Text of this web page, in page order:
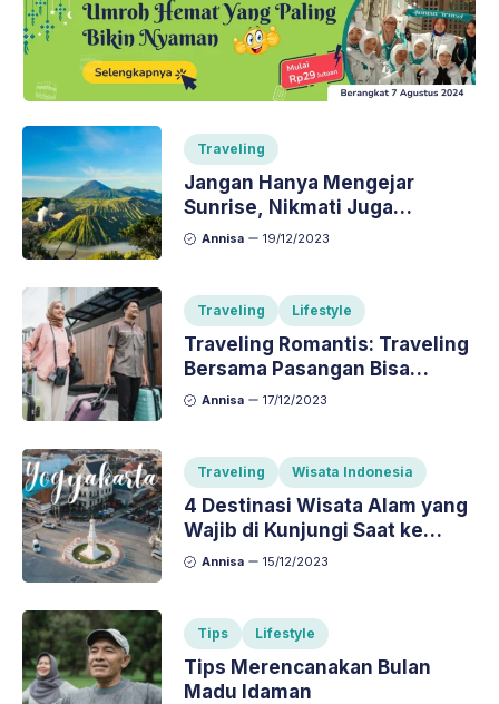
Traveling
Jangan Hanya Mengejar
Sunrise, Nikmati Juga
Keindahan Ini di Bromo
Annisa 19/12/2023
Traveling Lifestyle
Traveling Romantis: Traveling
Bersama Pasangan Bisa
Membuat Hubungan Makin
Annisa 17/12/2023
Traveling Wisata Indonesia
4 Destinasi Wisata Alam yang
Wajib di Kunjungi Saat ke
Yogyakarta
Annisa 15/12/2023
Tips Lifestyle
Tips Merencanakan Bulan
Madu Idaman